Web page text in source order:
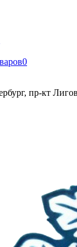
0
пр-кт